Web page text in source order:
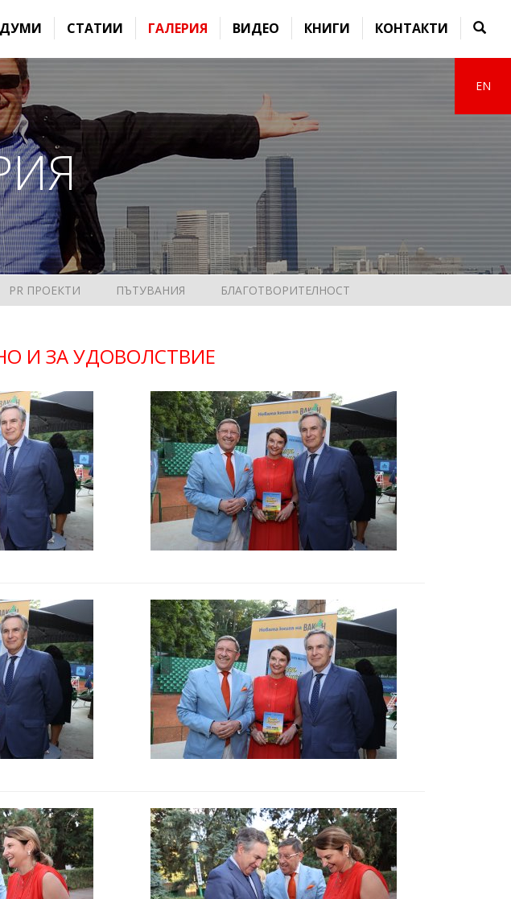
EN
СТАТИИ ГАЛЕРИЯ ВИДЕО КНИГИ КОНТАКТИ
PR ПРОЕКТИ ПЪТУВАНИЯ БЛАГОТВОРИТЕЛНОСТ
И ЗА УДОВОЛСТВИЕ